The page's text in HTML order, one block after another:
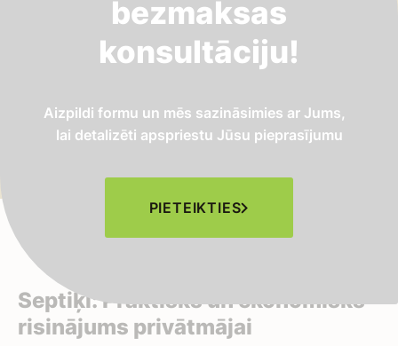
Septiķi: Praktisks un ekonomisks
risinājums privātmājai
bezmaksas
konsultāciju!
Aizpildi formu un mēs sazināsimies ar Jums,
lai detalizēti apspriestu Jūsu pieprasījumu
PIETEIKTIES